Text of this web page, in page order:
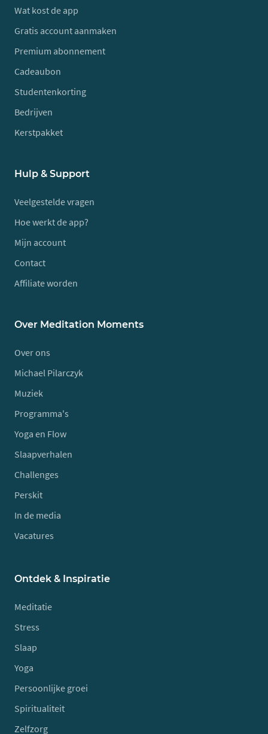
Wat kost de app
Gratis account aanmaken
Premium abonnement
Cadeaubon
Studentenkorting
Bedrijven
Kerstpakket
Hulp & Support
Veelgestelde vragen
Hoe werkt de app?
Mijn account
Contact
Affiliate worden
Over Meditation Moments
Over ons
Michael Pilarczyk
Muziek
Programma's
Yoga en Flow
Slaapverhalen
Challenges
Perskit
In de media
Vacatures
Ontdek & Inspiratie
Meditatie
Stress
Slaap
Yoga
Persoonlijke groei
Spiritualiteit
Zelfzorg